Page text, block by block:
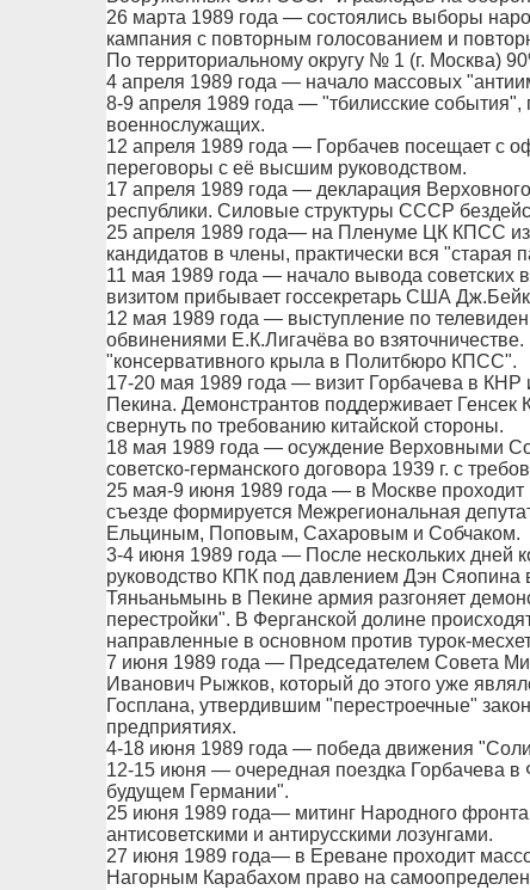
26 марта 1989 года — состоялись выборы
кампания с повторным голосованием и
По территориальному округу № 1 (г. Москва)
4 апреля 1989 года — начало массовых
8-9 апреля 1989 года — "тбилисские события",
военнослужащих.
12 апреля 1989 года — Горбачев посещает с
переговоры с её высшим руководством.
17 апреля 1989 года — декларация
республики. Силовые структуры СССР
25 апреля 1989 года— на Пленуме ЦК КПСС из
кандидатов в члены, практически вся "старая
11 мая 1989 года — начало вывода советских
визитом прибывает госсекретарь США
12 мая 1989 года — выступление по
обвинениями Е.К.Лигачёва во
"консервативного крыла в Политбюро КПСС".
17-20 мая 1989 года — визит Горбачева в
Пекина. Демонстрантов поддерживает
свернуть по требованию китайской стороны.
18 мая 1989 года — осуждение Верховными
советско-германского договора 1939 г. с
25 мая-9 июня 1989 года — в Москве
съезде формируется Межрегиональная
Ельциным, Поповым, Сахаровым и Собчаком.
3-4 июня 1989 года — После нескольких дней
руководство КПК под давлением Дэн Сяопина
Тяньаньмынь в Пекине армия разгоняет
перестройки". В Ферганской долине
направленные в основном против турок-
7 июня 1989 года — Председателем Совета
Иванович Рыжков, который до этого уже
Госплана, утвердившим "перестроечные"
предприятиях.
4-18 июня 1989 года — победа движения
12-15 июня — очередная поездка Горбачева в
будущем Германии".
25 июня 1989 года— митинг Народного
антисоветскими и антирусскими лозунгами.
27 июня 1989 года— в Ереване проходит
Нагорным Карабахом право на